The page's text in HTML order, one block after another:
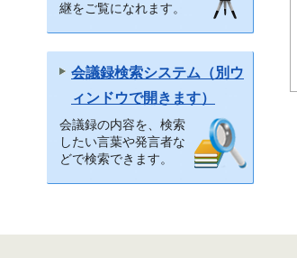
継をご覧になれます。
会議録検索システム（別ウ
ィンドウで開きます）
会議録の内容を、検索
したい言葉や発言者な
どで検索できます。